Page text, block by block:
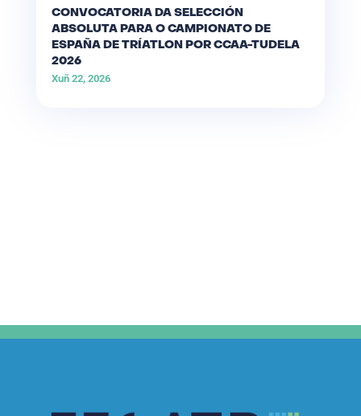
CONVOCATORIA DA SELECCIÓN
ABSOLUTA PARA O CAMPIONATO DE
ESPAÑA DE TRÍATLON POR CCAA-TUDELA
2026
Xuñ 22, 2026